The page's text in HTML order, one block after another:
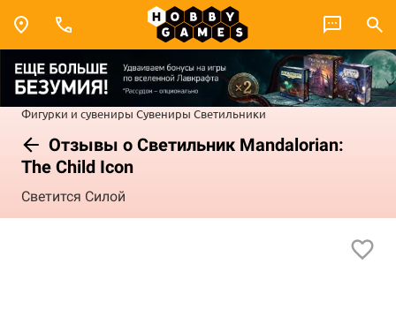
Фигурки и сувениры Сувениры Светильники
Отзывы о Светильник Mandalorian:
The Child Icon
Светится Силой